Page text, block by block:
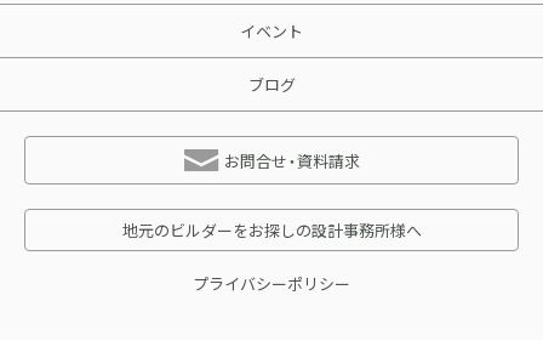
イベント
ブログ
お問合せ・資料請求
地元のビルダーをお探しの設計事務所様へ
プライバシーポリシー